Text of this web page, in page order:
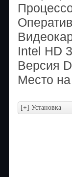
Intel HD
Версия
Место